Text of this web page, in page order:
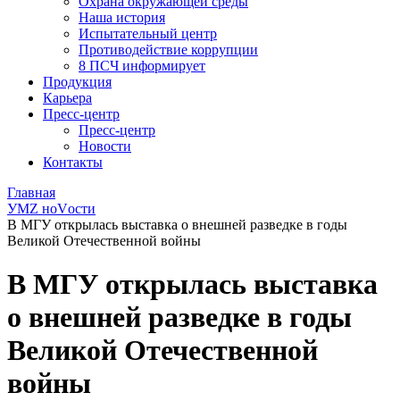
Наша история
Испытательный центр
Противодействие коррупции
8 ПСЧ информирует
Продукция
Карьера
Пресс-центр
Пресс-центр
Новости
Контакты
Главная
УМZ ноVости
В МГУ открылась выставка о внешней разведке в годы
Великой Отечественной войны
В МГУ открылась выставка
о внешней разведке в годы
Великой Отечественной
войны